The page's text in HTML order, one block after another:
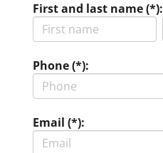
First and last name (*):
Phone (*):
Email (*):